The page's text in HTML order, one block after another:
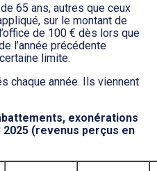
65 ans, autres que ceux
sur le montant de
de 100 € dès lors que
l’année précédente
limite.
chaque année. Ils viennent
exonérations
(revenus perçus en